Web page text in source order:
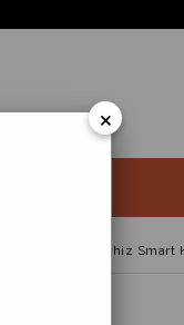
Motor HomeWhiz Smart
×